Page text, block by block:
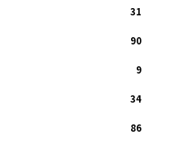
31
90
9
34
86